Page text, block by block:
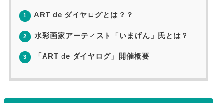
1 ART de ダイヤログとは？？
2 水彩画家アーティスト「いまげん」氏とは？
3 「ART de ダイヤログ」開催概要